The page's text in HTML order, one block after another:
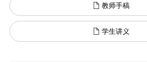
教师手稿
学生讲义